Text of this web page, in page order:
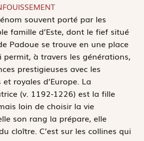
souvent porté par les
famille d’Este, dont le fief situé
Padoue se trouve en une place
à travers les générations,
prestigieuses avec les
royales d’Europe. La
(v. 1192-1226) est la fille
loin de choisir la vie
son rang la prépare, elle
cloître. C’est sur les collines qui